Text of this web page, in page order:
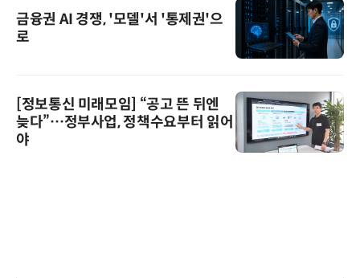
금융권 AI 경쟁, '모델'서 '통제권'으
로
[정보통신 미래모임] “공고 뜬 뒤엔
늦다”…정부사업, 정책수요부터 읽어
야